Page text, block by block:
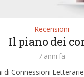
Recensioni
Il piano dei
7 anni fa
di Connessioni